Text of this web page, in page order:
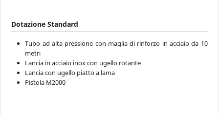
Dotazione Standard
Tubo ad alta pressione con maglia di rinforzo in acciaio da 10
metri
Lancia in acciaio inox con ugello rotante
Lancia con ugello piatto a lama
Pistola M2000